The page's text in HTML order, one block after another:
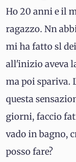
Ho 20 anni e il
ragazzo. Nn
mi ha fatto sl
all'inizio aveva
ma poi spariva.
questa
giorni, faccio
vado in bagno,
posso fare?